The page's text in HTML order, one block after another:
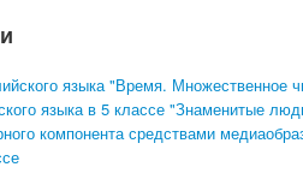
языка "Время. Множественное
языка в 5 классе "Знаменитые
компонента средствами